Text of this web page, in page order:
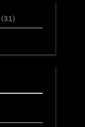
(31)